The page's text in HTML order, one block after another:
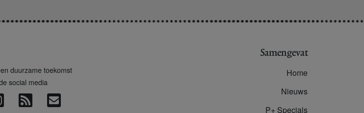
duurzame toekomst
social media
Samengevat
Home
Nieuws
P+ Specials